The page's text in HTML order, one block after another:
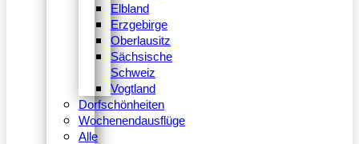
Elbland
Erzgebirge
Oberlausitz
Sächsische
Schweiz
Vogtland
Dorfschönheiten
Wochenendausflüge
Alle